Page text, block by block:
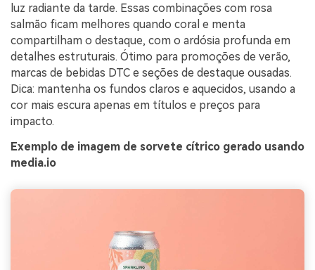
luz radiante da tarde. Essas combinações com rosa
salmão ficam melhores quando coral e menta
compartilham o destaque, com o ardósia profunda em
detalhes estruturais. Ótimo para promoções de verão,
marcas de bebidas DTC e seções de destaque ousadas.
Dica: mantenha os fundos claros e aquecidos, usando a
cor mais escura apenas em títulos e preços para
impacto.
Exemplo de imagem de sorvete cítrico gerado usando
media.io